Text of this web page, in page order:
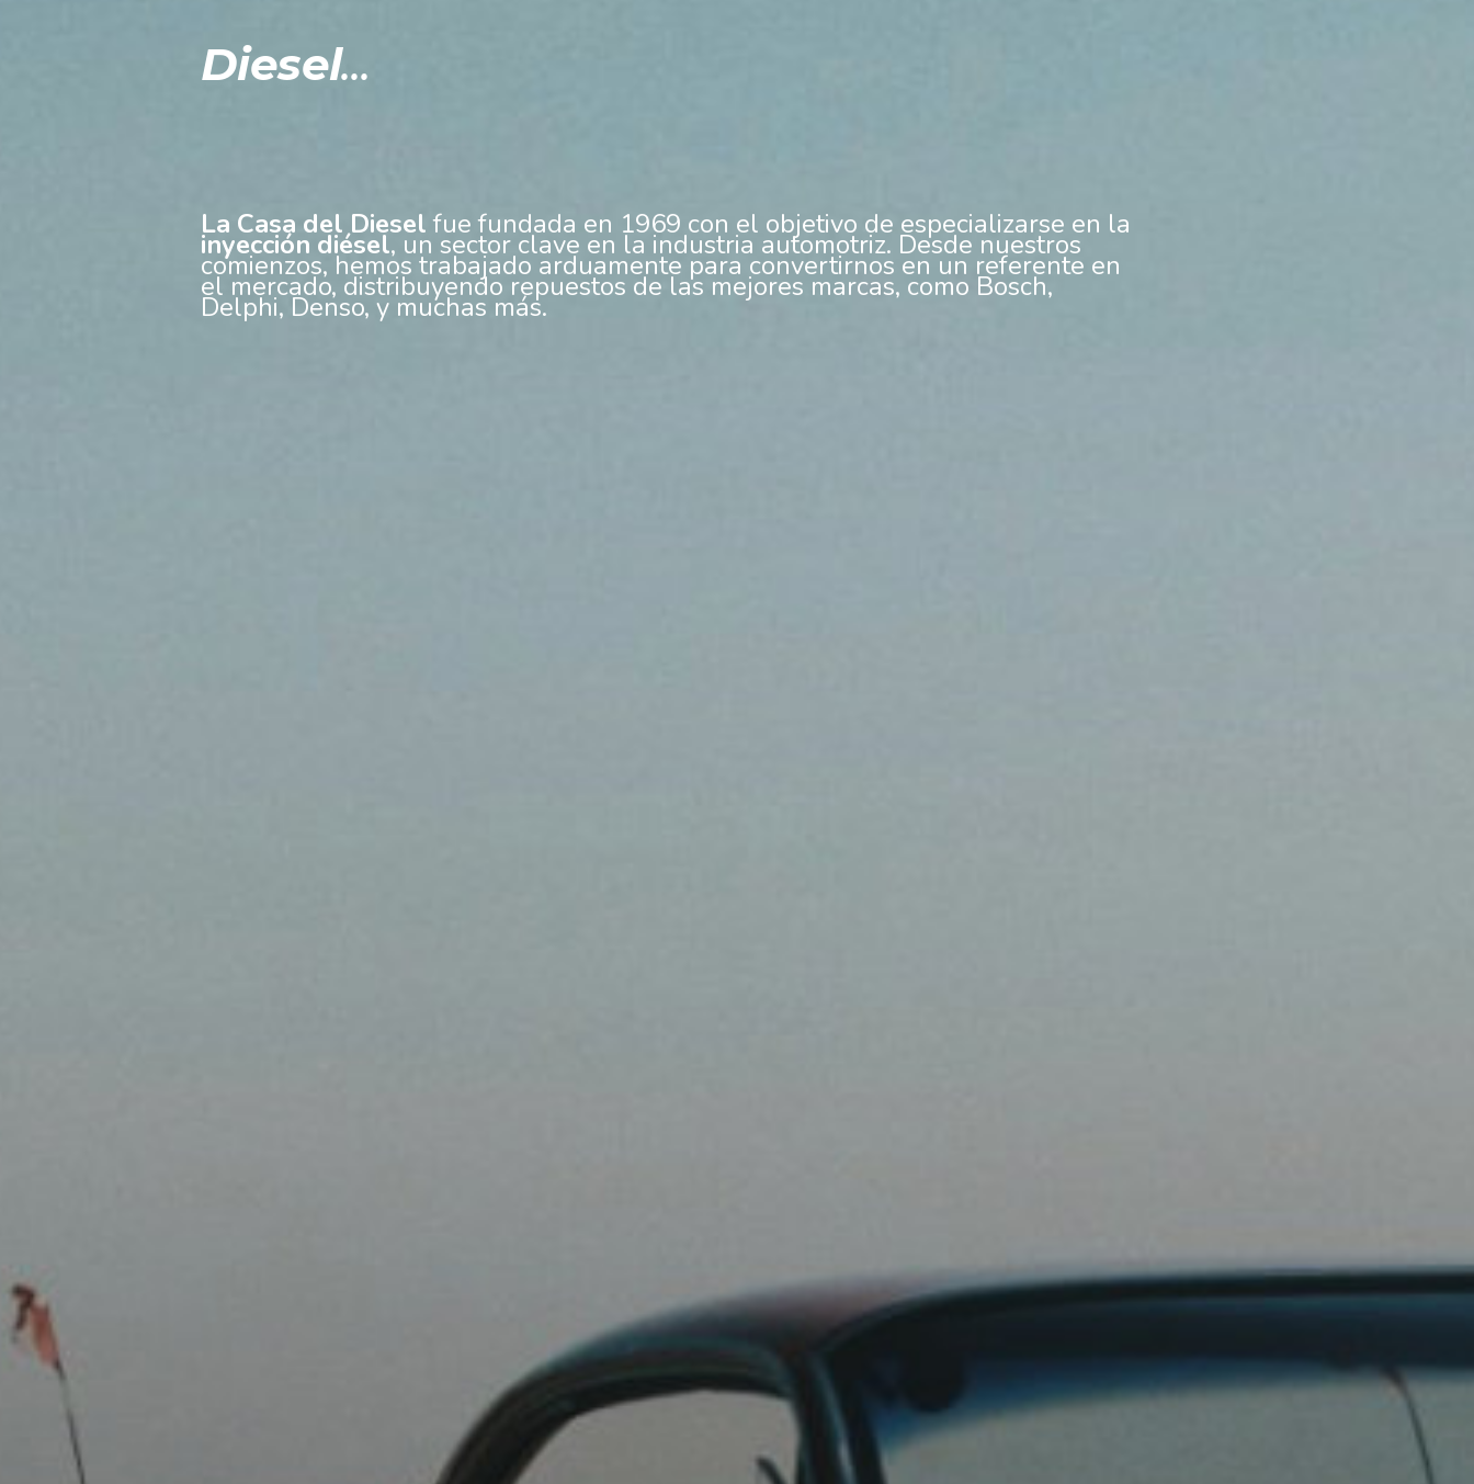
Diesel...
La Casa del Diesel fue fundada en 1969 con el objetivo de especializarse en la
inyección diésel, un sector clave en la industria automotriz. Desde nuestros
comienzos, hemos trabajado arduamente para convertirnos en un referente en
el mercado, distribuyendo repuestos de las mejores marcas, como Bosch,
Delphi, Denso, y muchas más.